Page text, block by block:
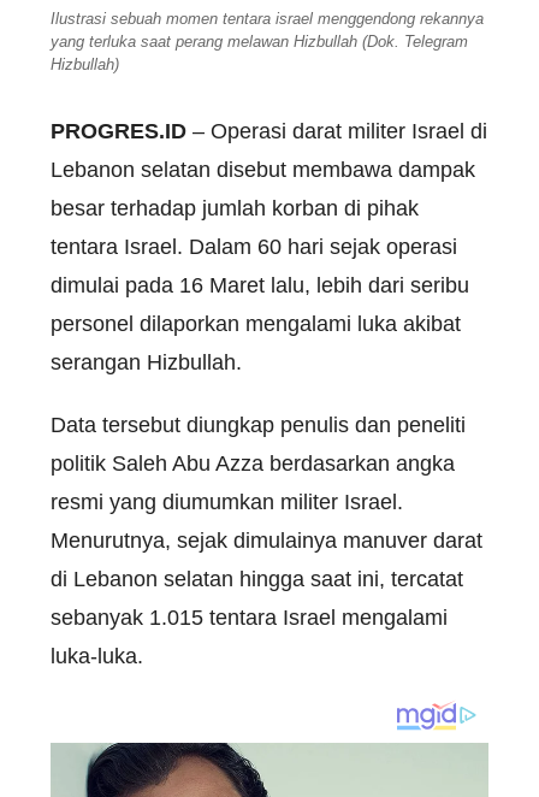
Ilustrasi sebuah momen tentara israel menggendong rekannya
yang terluka saat perang melawan Hizbullah (Dok. Telegram
Hizbullah)
PROGRES.ID – Operasi darat militer Israel di
Lebanon selatan disebut membawa dampak
besar terhadap jumlah korban di pihak
tentara Israel. Dalam 60 hari sejak operasi
dimulai pada 16 Maret lalu, lebih dari seribu
personel dilaporkan mengalami luka akibat
serangan Hizbullah.
Data tersebut diungkap penulis dan peneliti
politik Saleh Abu Azza berdasarkan angka
resmi yang diumumkan militer Israel.
Menurutnya, sejak dimulainya manuver darat
di Lebanon selatan hingga saat ini, tercatat
sebanyak 1.015 tentara Israel mengalami
luka-luka.